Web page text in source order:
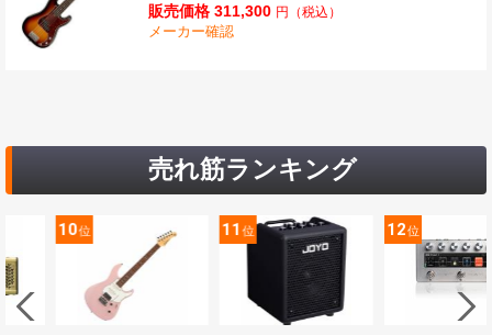
販売価格 311,300 円 （税込）
メーカー確認
売れ筋ランキング
12位